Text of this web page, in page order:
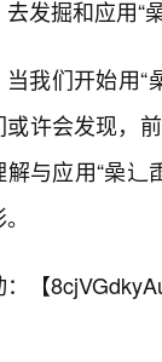
去发掘和应用“
当我们开始用“
或许会发现，
解与应用“喿辶
：【